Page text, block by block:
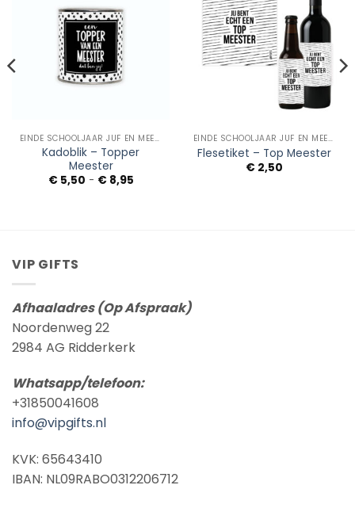
EINDE SCHOOLJAAR JUF EN MEESTER
Kadoblik – Topper
Meester
€5,50 - €8,95Prijsklasse:
Add to
Wishlist
EINDE SCHOOLJAAR JUF EN MEESTER
Flesetiket – Top Meester
€ 2,50
VIP GIFTS
Afhaaladres (Op Afspraak)
Noordenweg 22
2984 AG Ridderkerk
Whatsapp/telefoon:
+31850041608
info@vipgifts.nl
KVK: 65643410
IBAN: NL09RABO0312206712